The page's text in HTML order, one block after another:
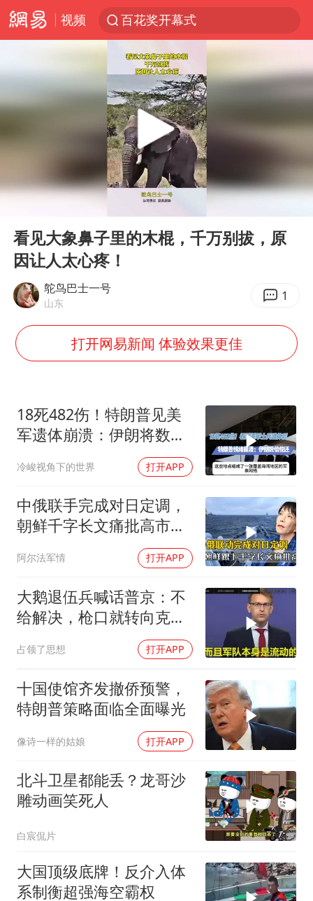
视频
百花奖开幕式
四川宜宾高县4.9级地震致1死
广东雷州通报特教老师招聘违规事件
“新疆阿勒泰八月能滑雪”不实
刘国正说向鹏打得很窝囊
我国外贸延续良好增长态势
陈幸同晋级WTT横滨冠军赛8强
宇树科技中一签需缴款7.54万元
夯实基础开新局
看见大象鼻子里的木棍，千万别拔，原
因让人太心疼！
鸵鸟巴士一号
山东 1
打开网易新闻 体验效果更佳
18死482伤！特朗普见美
军遗体崩溃：伊朗将数倍
冷峻视角下的世界 打开APP
中俄联手完成对日定调，
朝鲜千字长文痛批高市，
阿尔法军情 打开APP
大鹅退伍兵喊话普京：不
给解决，枪口就转向克里
占领了思想 打开APP
十国使馆齐发撤侨预警，
特朗普策略面临全面曝光
像诗一样的姑娘 打开APP
北斗卫星都能丢？龙哥沙
雕动画笑死人
白宸侃片
大国顶级底牌！反介入体
系制衡超强海空霸权